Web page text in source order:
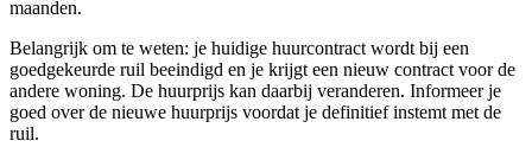
maanden.
Belangrijk om te weten: je huidige huurcontract wordt bij een
goedgekeurde ruil beeindigd en je krijgt een nieuw contract voor de
andere woning. De huurprijs kan daarbij veranderen. Informeer je
goed over de nieuwe huurprijs voordat je definitief instemt met de
ruil.